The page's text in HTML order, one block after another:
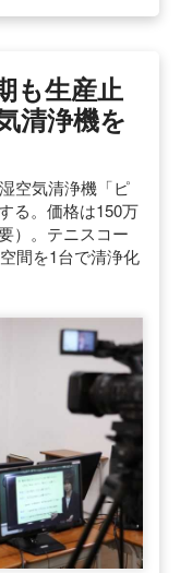
も生産止
清浄機を
空気清浄機「ピ
る。価格は150万
）。テニスコー
間を1台で清浄化